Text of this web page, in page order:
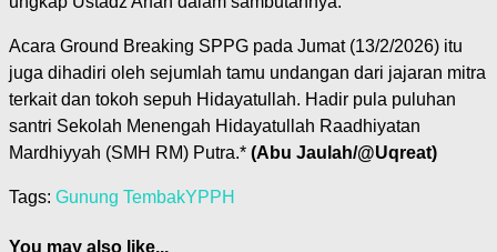
Acara Ground Breaking SPPG pada Jumat (13/2/2026) itu
juga dihadiri oleh sejumlah tamu undangan dari jajaran mitra
terkait dan tokoh sepuh Hidayatullah. Hadir pula puluhan
santri Sekolah Menengah Hidayatullah Raadhiyatan
Mardhiyyah (SMH RM) Putra.* (Abu Jaulah/@Uqreat)
Tags: Gunung TembakYPPH
You may also like...